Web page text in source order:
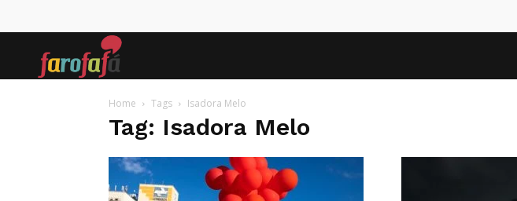
Home Tags Isadora Melo
Tag: Isadora Melo